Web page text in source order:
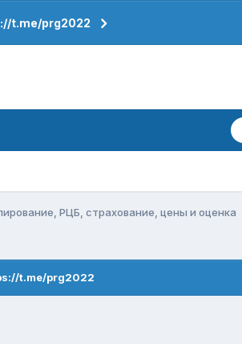
t.me/prg2022
РЦБ, страхование, цены и оценка
t.me/prg2022